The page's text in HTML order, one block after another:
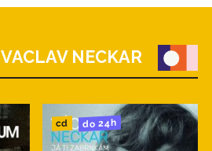
VACLAV NECKAR
cd do 24h